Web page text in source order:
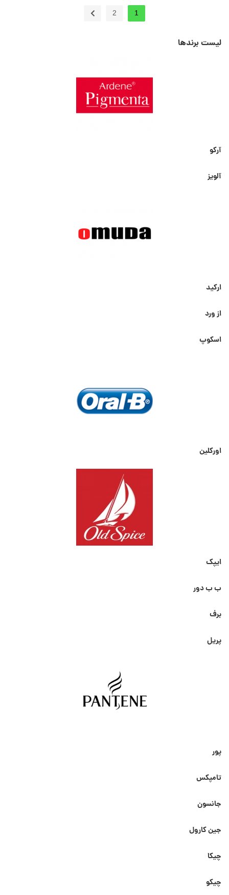
1
2
لیست برندها
آرکو
آلویز
ارکید
از ورد
اسکوپ
اورکلین
ایپک
ب ب دور
برف
پریل
پور
تامپکس
جانسون
جین کارول
چیکا
چیکو